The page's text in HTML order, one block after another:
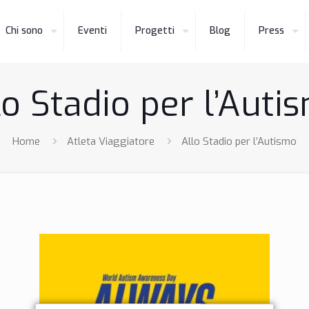
Chi sono Eventi Progetti Blog Press
Stadio per
Home Atleta Viaggiatore Allo Stadio per l’Autismo